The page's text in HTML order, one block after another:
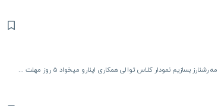
نمودار کلاس توالی همکاری اینارو میخواد 5 روز مهلت ...